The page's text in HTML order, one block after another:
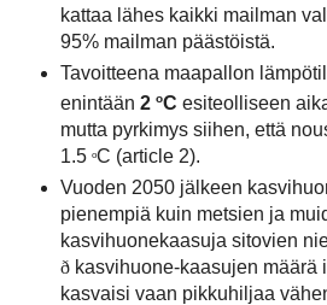
kattaa lähes kaikki mailman
95% mailman päästöistä.
Tavoitteena maapallon
enintään 2 oC esiteolliseen
mutta pyrkimys siihen, että
1.5 oC (article 2).
Vuoden 2050 jälkeen
pienempiä kuin metsien ja
kasvihuonekaasuja sitovien
ðkasvihuone-kaasujen määrä
kasvaisi vaan pikkuhiljaa